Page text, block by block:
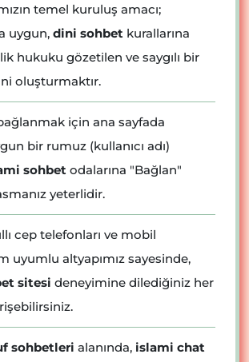
temel kuruluş amacı;
uygun, dini sohbet kurallarına
hukuku gözetilen ve saygılı bir
oluşturmaktır.
bağlanmak için ana sayfada
bir rumuz (kullanıcı adı)
sohbet odalarına "Bağlan"
yeterlidir.
cep telefonları ve mobil
uyumlu altyapımız sayesinde,
sitesi deneyimine dilediğiniz her
sohbetleri alanında, islami chat